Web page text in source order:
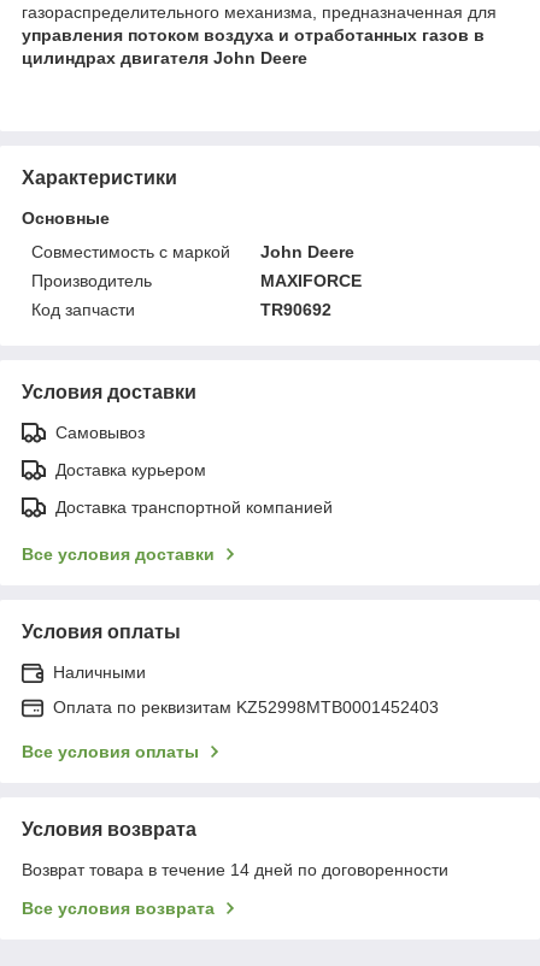
газораспределительного механизма, предназначенная для
управления потоком воздуха и отработанных газов в
цилиндрах двигателя John Deere
Характеристики
Основные
Совместимость с маркой
John Deere
Производитель
MAXIFORCE
Код запчасти
TR90692
Условия доставки
Самовывоз
Доставка курьером
Доставка транспортной компанией
Все условия доставки
Условия оплаты
Наличными
Оплата по реквизитам KZ52998MTB0001452403
Все условия оплаты
Условия возврата
Возврат товара в течение 14 дней по договоренности
Все условия возврата